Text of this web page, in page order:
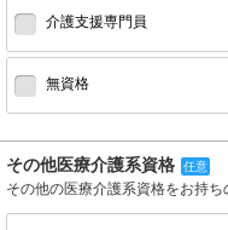
介護支援専門員
無資格
その他医療介護系資格 任意
その他の医療介護系資格をお持ち